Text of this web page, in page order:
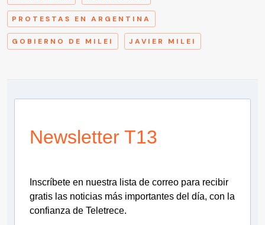
PROTESTAS EN ARGENTINA
GOBIERNO DE MILEI JAVIER MILEI
Newsletter T13
Inscríbete en nuestra lista de correo para recibir
gratis las noticias más importantes del día, con la
confianza de Teletrece.